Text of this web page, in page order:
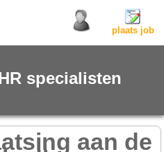
plaats job
specialisten
aan de